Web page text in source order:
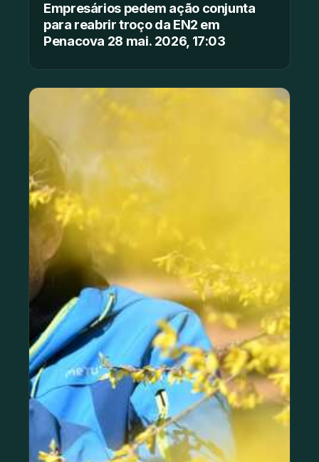
Empresários pedem ação conjunta
para reabrir troço da EN2 em
Penacova 28 mai. 2026, 17:03